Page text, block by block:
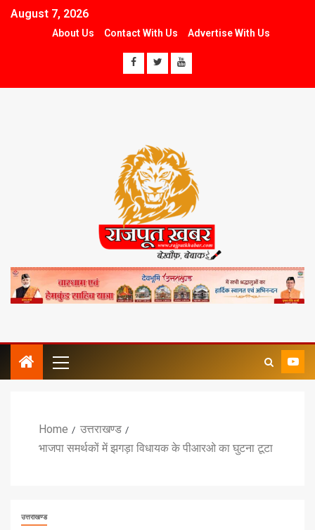
August 7, 2026
About Us Contact With Us Advertise With Us
Home
उत्तराखण्ड
भाजपा समर्थकों में झगड़ा विधायक के पीआरओ का घुटना टूटा
उत्तराखण्ड